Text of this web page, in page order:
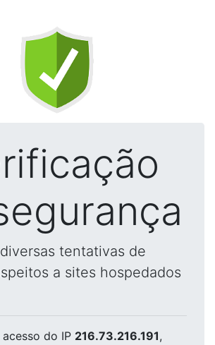
tentativas de
a sites hospedados
do IP 216.73.216.191,